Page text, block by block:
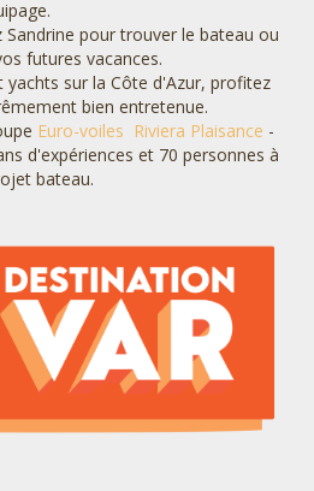
pour trouver le bateau ou
futures vacances.
yachts sur la Côte d'Azur, profitez
bien entretenue.
Euro-voiles Riviera Plaisance -
d'expériences et 70 personnes à
bateau.